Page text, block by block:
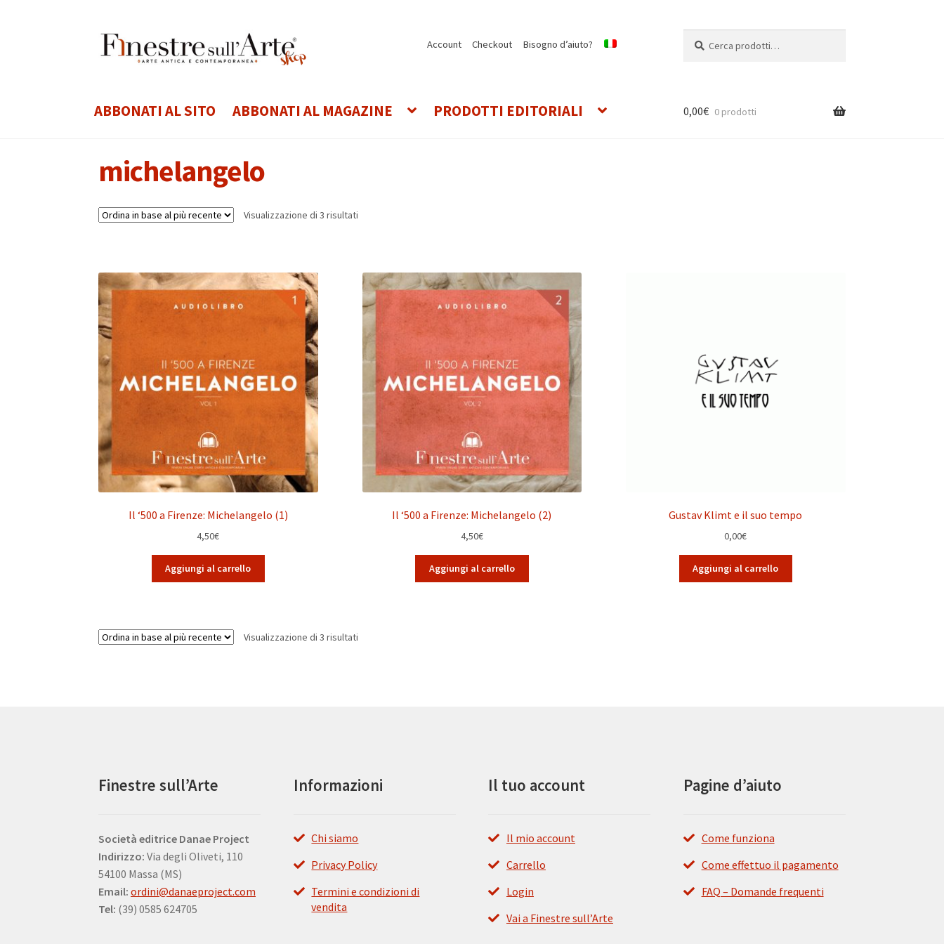
Vai
alla
Vai
al
Account Checkout Bisogno d’aiuto?
ABBONATI AL SITO ABBONATI AL MAGAZINE PRODOTTI EDITORIALI 0,00€ 0 prodotti
michelangelo
Visualizzazione di 3 risultati
più
recente
Il ‘500 a Firenze: Michelangelo (1)
4,50€
Aggiungi al carrello
Il ‘500 a Firenze: Michelangelo (2)
4,50€
Aggiungi al carrello
Gustav Klimt e il suo tempo
0,00€
Aggiungi al carrello
Visualizzazione di 3 risultati
Finestre sull’Arte
Società editrice Danae Project
Indirizzo:Via degli Oliveti, 110
54100 Massa (MS)
Email:ordini@danaeproject.com
Tel: (39) 0585 624705
Informazioni
Chi siamo
Privacy Policy
Termini e condizioni di
vendita
Il tuo account
Il mio account
Carrello
Login
Vai a Finestre sull’Arte
Pagine d’aiuto
Come funziona
Come effettuo il pagamento
FAQ – Domande frequenti